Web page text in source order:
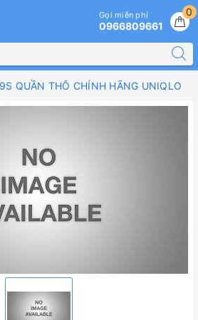
0
Gọi miễn phí
0966809661
QUẦN THÔ CHÍNH HÃNG UNIQLO